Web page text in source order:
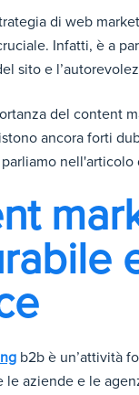
di web
Infatti, è a
sito e
del content
ancora forti
b2b è un’attività
le aziende e le